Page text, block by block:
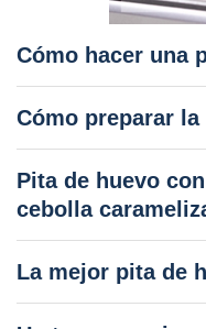
Cómo hacer una
Cómo preparar
Pita de huevo
cebolla
La mejor pita de